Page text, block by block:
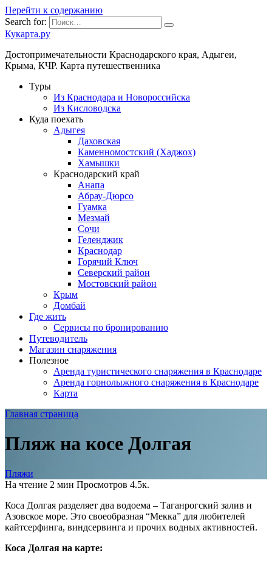
Перейти к содержанию
Search for:
Кукарта.ру
Достопримечательности Краснодарского края, Адыгеи,
Крыма, КЧР. Карта путешественника
Туры
Из Краснодара и Новороссийска
Из Кисловодска
Куда поехать
Адыгея
Даховская
Каменномостский (Хаджох)
Хамышки
Краснодарский край
Анапа
Абрау-Дюрсо
Гуамка
Мезмай
Сочи
Геленджик
Краснодар
Горячий Ключ
Северский район
Мостовский район
Крым
Домбай
Где жить
Сервисы по бронированию
Путеводитель
Магазин снаряжения
Полезное
Аренда туристического снаряжения в Краснодаре
Аренда горнолыжного снаряжения в Краснодаре
Карта
Главная страница
Пляж на косе Долгая
Пляжи
На чтение 2 мин Просмотров 4.5к.
Коса Долгая разделяет два водоема – Таганрогский залив и
Азовское море. Это своеобразная “Мекка” для любителей
кайтсерфинга, виндсервинга и прочих водных активностей.
Коса Долгая на карте: